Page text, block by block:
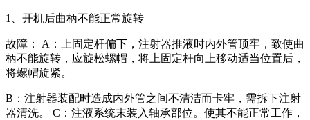
1、开机后曲柄不能正常旋转
故障： A：上固定杆偏下，注射器推液时内外管顶牢，致使曲
柄不能旋转，应旋松螺帽，将上固定杆向上移动适当位置后，
将螺帽旋紧。
B：注射器装配时造成内外管之间不清洁而卡牢，需拆下注射
器清洗。 C：注液系统末装入轴承部位。使其不能正常工作，